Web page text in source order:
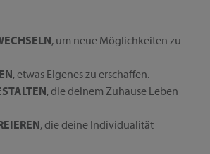
, um neue Möglichkeiten zu
, etwas Eigenes zu erschaffen.
, die deinem Zuhause Leben
, die deine Individualität